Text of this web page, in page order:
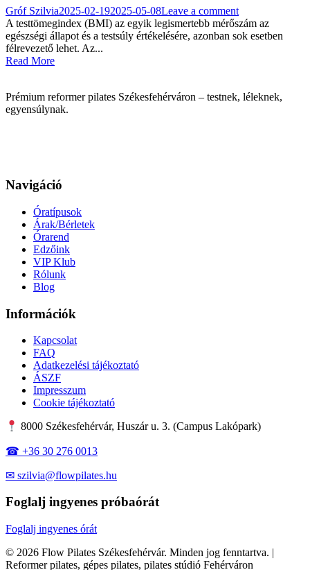
Gróf Szilvia2025-02-192025-05-08Leave a comment
A testtömegindex (BMI) az egyik legismertebb mérőszám az
egészségi állapot és a testsúly értékelésére, azonban sok esetben
félrevezető lehet. Az...
Read More
Prémium reformer pilates Székesfehérváron – testnek, léleknek,
egyensúlynak.
Navigáció
Óratípusok
Árak/Bérletek
Órarend
Edzőink
VIP Klub
Rólunk
Blog
Információk
Kapcsolat
FAQ
Adatkezelési tájékoztató
ÁSZF
Impresszum
Cookie tájékoztató
8000 Székesfehérvár, Huszár u. 3. (Campus Lakópark)
☎ +36 30 276 0013
✉ szilvia@flowpilates.hu
Foglalj ingyenes próbaórát
Foglalj ingyenes órát
© 2026 Flow Pilates Székesfehérvár. Minden jog fenntartva. |
Reformer pilates, gépes pilates, pilates stúdió Fehérváron